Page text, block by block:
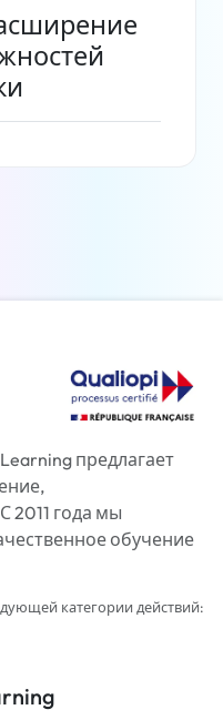
предлагает
2011 года мы
обучение
категории действий: